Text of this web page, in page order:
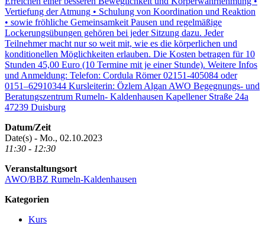
Datum/Zeit
Date(s) - Mo., 02.10.2023
11:30 - 12:30
Veranstaltungsort
AWO/BBZ Rumeln-Kaldenhausen
Kategorien
Kurs